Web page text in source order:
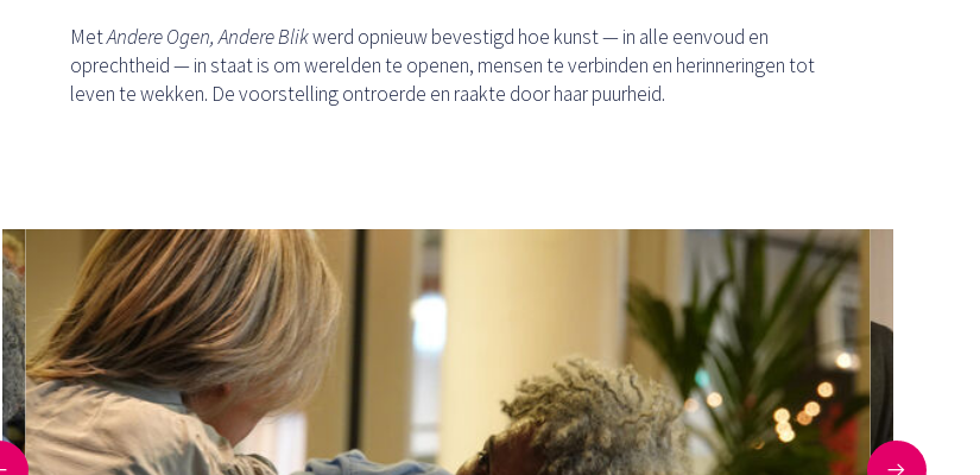
MetAndere Ogen, Andere Blikwerd opnieuw bevestigd hoe kunst — in alle eenvoud en
oprechtheid — in staat is om werelden te openen, mensen te verbinden en herinneringen tot
leven te wekken. De voorstelling ontroerde en raakte door haar puurheid.